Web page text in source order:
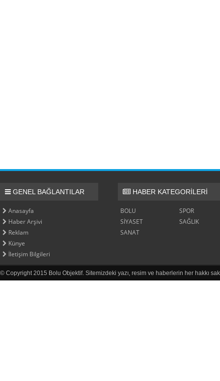
GENEL BAĞLANTILAR
Anasayfa
Haber Arşivi
Reklam
Künye
İletişim Bilgileri
HABER KATEGORİLERİ
BOLU
SPOR
SİYASET
SAĞLIK
SANAT
© Copyright 2015 Bolu Objektif. Sitemizdeki yazı, resim ve haberlerin her hakkı